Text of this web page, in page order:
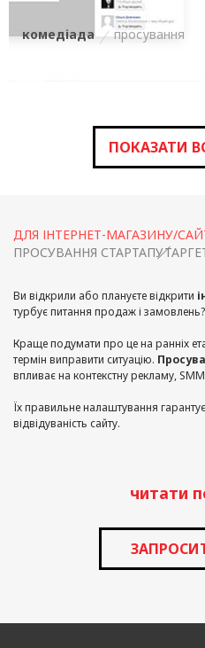
комедіада просування
ПОКАЗАТИ
ДЛЯ ІНТЕРНЕТ-МАГАЗИНУ/
ПРОСУВАННЯ СТАРТАПУ
Ви відкрили або плануєте відкрити
турбує питання продаж і замовлень?
Краще подумати про це на ранніх
термін виправити ситуацію.
впливає на контекстну рекламу,
Їх правильне налаштування
відвідуваність сайту.
читати